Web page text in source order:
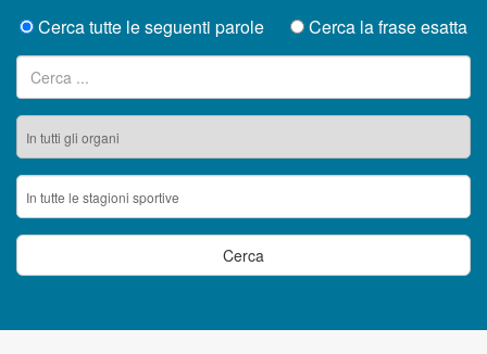
Cerca tutte le seguenti parole
Cerca la frase esatta
Ricerca per: